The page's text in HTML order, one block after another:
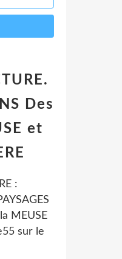
Des
et
:
MEUSE
sur le